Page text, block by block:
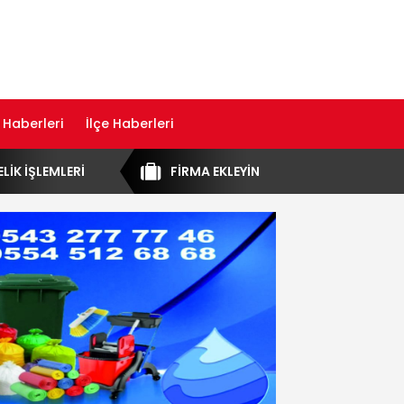
Haberleri İlçe Haberleri
FİRMA EKLEYİN
İŞLEMLERİ